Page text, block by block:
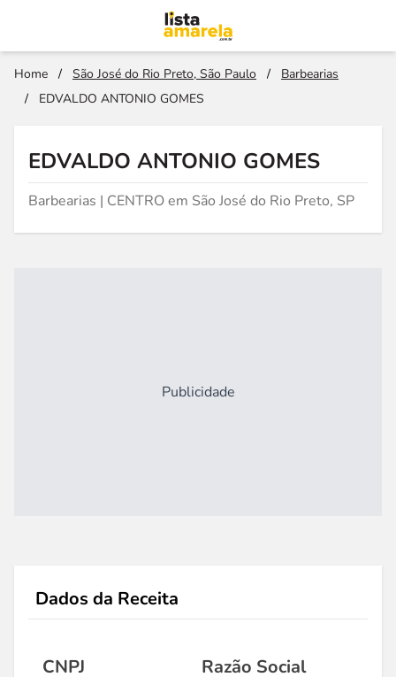
Home / São José do Rio Preto, São Paulo /
Barbearias
/
EDVALDO ANTONIO GOMES
EDVALDO ANTONIO GOMES
Barbearias | CENTRO em São José do Rio Preto, SP
Publicidade
Dados da Receita
CNPJ Razão Social